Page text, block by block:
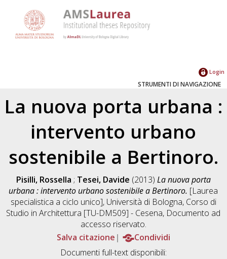
Login
STRUMENTI DI NAVIGAZIONE
La nuova porta urbana :
intervento urbano
sostenibile a Bertinoro.
Pisilli, Rossella ; Tesei, Davide (2013) La nuova porta
urbana : intervento urbano sostenibile a Bertinoro. [Laurea
specialistica a ciclo unico], Università di Bologna, Corso di
Studio inArchitettura [TU-DM509] - Cesena, Documento ad
accesso riservato.
Salva citazione
Condividi
Documenti full-text disponibili: